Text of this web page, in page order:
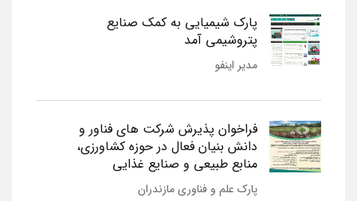
پارک شیمیایی به کمک صنایع
پتروشیمی آمد
مدیر اینفو
فراخوان پذیرش شرکت های فناور و
دانش بنیان فعال در حوزه کشاورزی،
منابع طبیعی و صنایع غذایی
پارک علم و فناوری مازندران